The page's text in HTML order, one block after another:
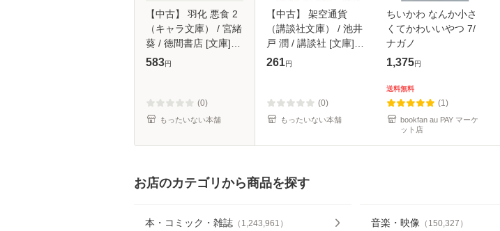
【中古】 羽化 悪食 2
（キャラ文庫） / 宮緒
葵 / 徳間書店 [文庫]
【メール便送料無料】
583円
(0)
もったいない本舗
【中古】 架空通貨
（講談社文庫） / 池井
戸 潤 / 講談社 [文庫]
【メール便送料無料】
261円
(0)
もったいない本舗
ちいかわ なんか小さ
くてかわいいやつ 7/
ナガノ
1,375円
送料無料
(1)
bookfan au PAY マーケ
ット店
お店のカテゴリから商品を探す
本・コミック・雑誌 （ 1,243,961 ） 音楽・映像 （ 150,327 ）